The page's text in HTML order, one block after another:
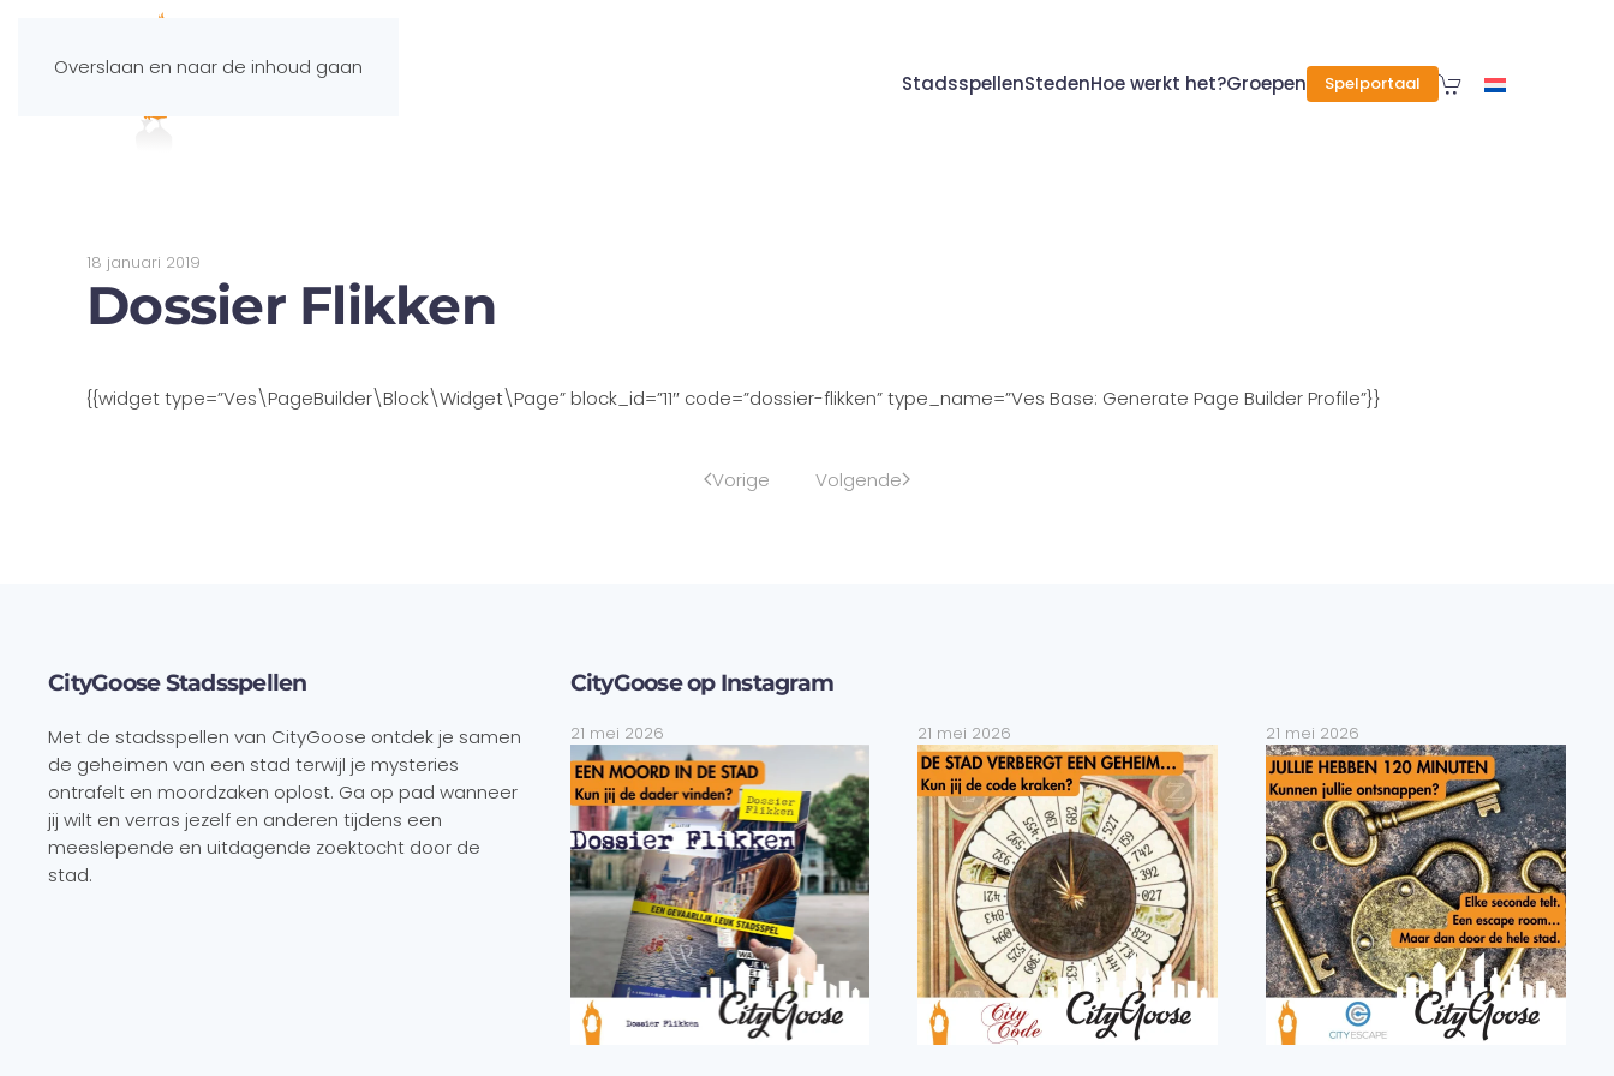
Overslaan en naar de inhoud gaan
StadsspellenStedenHoe werkt het?Groepen Spelportaal
18 januari 2019
Dossier Flikken
{{widget type=”Ves\PageBuilder\Block\Widget\Page” block_id=”11″ code=”dossier-flikken” type_name=”Ves Base: Generate Page Builder Profile”}}
Vorige Volgende
CityGoose Stadsspellen
Met de stadsspellen van CityGoose ontdek je samen
de geheimen van een stad terwijl je mysteries
ontrafelt en moordzaken oplost. Ga op pad wanneer
jij wilt en verras jezelf en anderen tijdens een
meeslepende en uitdagende zoektocht door de
stad.
CityGoose op Instagram
21 mei 2026 21 mei 2026 21 mei 2026